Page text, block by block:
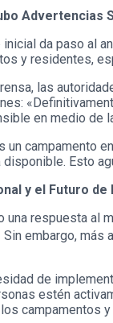
Advertencias
da paso al
y residentes,
las
en medio de
un campamento
Esto
y el Futuro de
una respuesta al
Sin embargo, más
de
estén
campamentos